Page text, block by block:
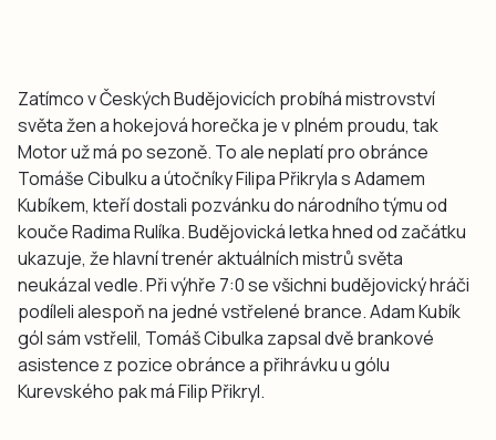
Zatímco v Českých Budějovicích probíhá mistrovství
světa žen a hokejová horečka je v plném proudu, tak
Motor už má po sezoně. To ale neplatí pro obránce
Tomáše Cibulku a útočníky Filipa Přikryla s Adamem
Kubíkem, kteří dostali pozvánku do národního týmu od
kouče Radima Rulíka. Budějovická letka hned od začátku
ukazuje, že hlavní trenér aktuálních mistrů světa
neukázal vedle. Při výhře 7:0 se všichni budějovický hráči
podíleli alespoň na jedné vstřelené brance. Adam Kubík
gól sám vstřelil, Tomáš Cibulka zapsal dvě brankové
asistence z pozice obránce a přihrávku u gólu
Kurevského pak má Filip Přikryl.